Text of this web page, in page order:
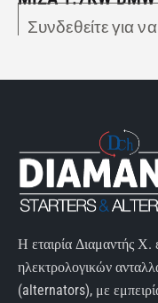
Συνδεθείτε για να
Η εταιρία Διαμαντής Χ.
ηλεκτρολογικών
(alternators), με